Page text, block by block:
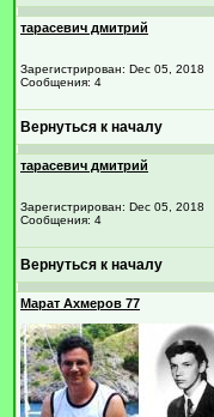
тарасевич дмитрий
Зарегистрирован: Dec 05, 2018
Сообщения: 4
Вернуться к началу
тарасевич дмитрий
Зарегистрирован: Dec 05, 2018
Сообщения: 4
Вернуться к началу
Марат Ахмеров 77